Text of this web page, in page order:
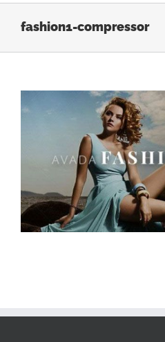
fashion1-compressor